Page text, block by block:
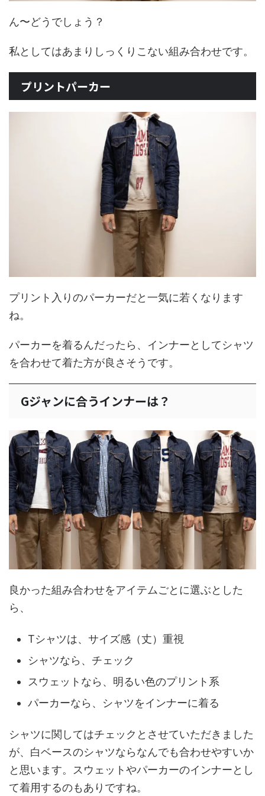
ん〜どうでしょう？
私としてはあまりしっくりこない組み合わせです。
プリントパーカー
プリント入りのパーカーだと一気に若くなります
ね。
パーカーを着るんだったら、インナーとしてシャツ
を合わせて着た方が良さそうです。
Gジャンに合うインナーは？
良かった組み合わせをアイテムごとに選ぶとした
ら、
Tシャツは、サイズ感（丈）重視
シャツなら、チェック
スウェットなら、明るい色のプリント系
パーカーなら、シャツをインナーに着る
シャツに関してはチェックとさせていただきました
が、白ベースのシャツならなんでも合わせやすいか
と思います。スウェットやパーカーのインナーとし
て着用するのもありですね。